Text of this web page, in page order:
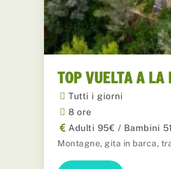
TOP VUELTA A LA
Tutti i giorni
8 ore
Adulti 95€ / Bambini
Montagne, gita in barca,